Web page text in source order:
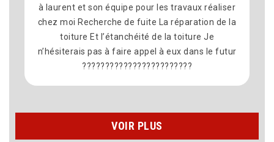
travaux réaliser
réparation de la
dans le futur
propre à la fin. Merci pour votre
recommande vivement Laurent
VOIR PLUS